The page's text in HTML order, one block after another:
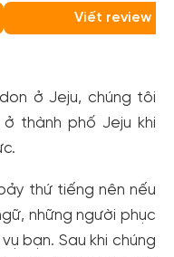
Viết review
ở Jeju, chúng tôi
thành phố Jeju khi
thứ tiếng nên nếu
những người phục
bạn. Sau khi chúng